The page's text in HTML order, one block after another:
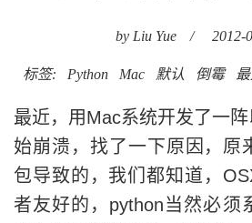
by Liu Yue / 2012-
标签: Python Mac 默认 倒霉
最近，用Mac系统开发了一
始崩溃，找了一下原因，原
包导致的，我们都知道，
者友好的，python当然必须